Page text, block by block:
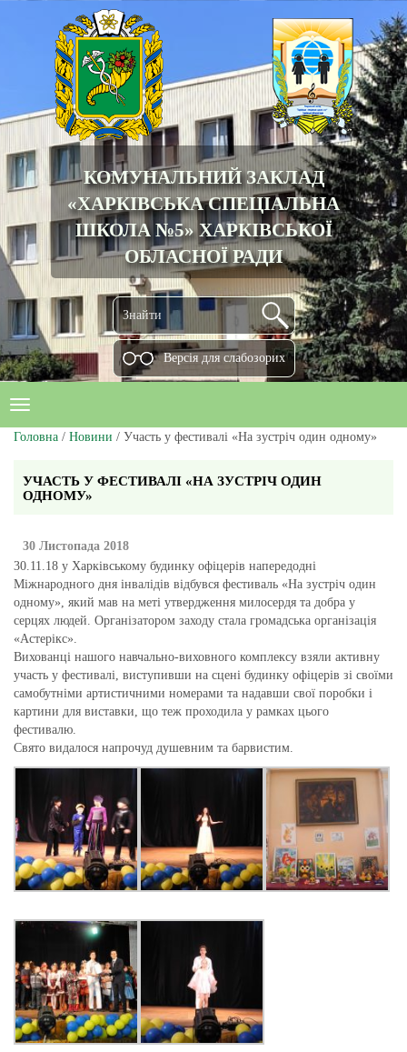
КОМУНАЛЬНИЙ ЗАКЛАД
«ХАРКІВСЬКА СПЕЦІАЛЬНА
ШКОЛА №5» ХАРКІВСЬКОЇ
ОБЛАСНОЇ РАДИ
Версiя для слабозорих
Головна / Новини / Участь у фестивалі «На зустріч один одному»
УЧАСТЬ У ФЕСТИВАЛІ «НА ЗУСТРІЧ ОДИН
ОДНОМУ»
30 Листопада 2018
30.11.18 у Харківському будинку офіцерів напередодні
Міжнародного дня інвалідів відбувся фестиваль «На зустріч один
одному», який мав на меті утвердження милосердя та добра у
серцях людей. Організатором заходу стала громадська організація
«Астерікс».
Вихованці нашого навчально-виховного комплексу взяли активну
участь у фестивалі, виступивши на сцені будинку офіцерів зі своїми
самобутніми артистичними номерами та надавши свої поробки і
картини для виставки, що теж проходила у рамках цього
фестивалю.
Свято видалося напрочуд душевним та барвистим.